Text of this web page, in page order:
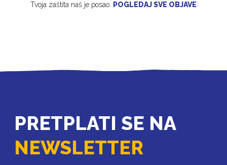
Tvoja zaštita naš je posao.
POGLEDAJ SVE OBJAVE
PRETPLATI SE NA
NEWSLETTER